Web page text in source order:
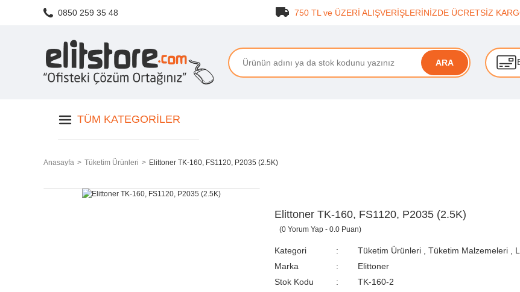
0850 259 35 48 750 TL ve ÜZERİ ALIŞVERİŞLERİNİZDE ÜCRETSİZ
ARA
TÜM KATEGORILER
Anasayfa Tüketim Ürünleri Elittoner TK-160, FS1120, P2035 (2.5K)
Elittoner TK-160, FS1120, P2035 (2.5K)
(0 Yorum Yap - 0.0 Puan)
Kategori Tüketim Ürünleri Tüketim Malzemeleri
Marka
Elittoner
Stok Kodu
TK-160-2